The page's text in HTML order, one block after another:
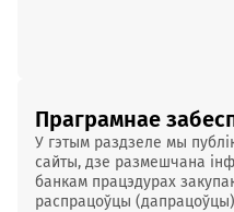
Праграмнае
У гэтым раздзеле мы
сайты, дзе размешчана
банкам працэдурах
распрацоўцы